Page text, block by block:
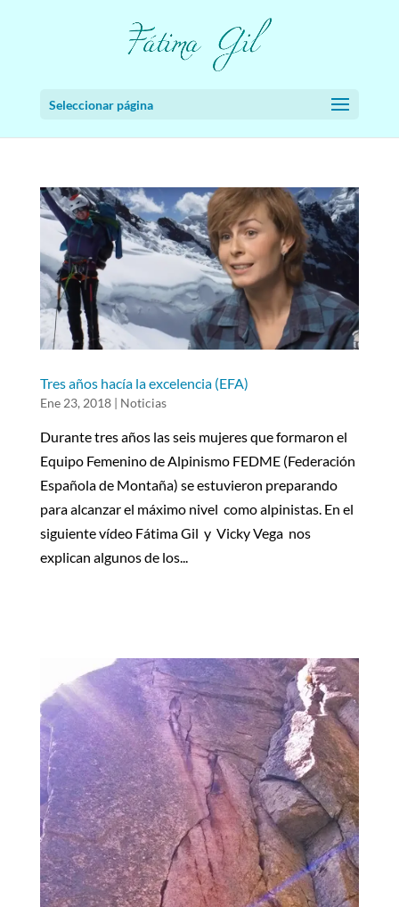
Seleccionar página
Tres años hacía la excelencia (EFA)
Ene 23, 2018| Noticias
Durante tres años las seis mujeres que formaron el
Equipo Femenino de Alpinismo FEDME (Federación
Española de Montaña) se estuvieron preparando
para alcanzar el máximo nivel como alpinistas. En el
siguiente vídeo Fátima Gil y Vicky Vega nos
explican algunos de los...